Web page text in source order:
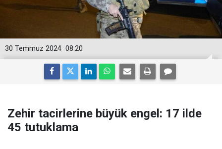
08:20
30 Temmuz 2024
Zehir tacirlerine büyük engel: 17 ilde
45 tutuklama